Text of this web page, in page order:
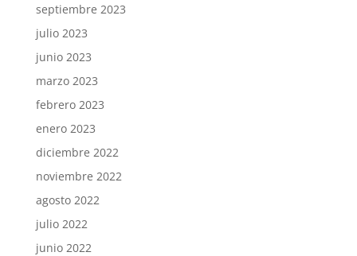
septiembre 2023
julio 2023
junio 2023
marzo 2023
febrero 2023
enero 2023
diciembre 2022
noviembre 2022
agosto 2022
julio 2022
junio 2022